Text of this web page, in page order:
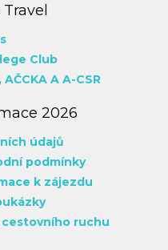
Club
AČCKA A A-CSR
2026
údajů
podmínky
k zájezdu
ruchu